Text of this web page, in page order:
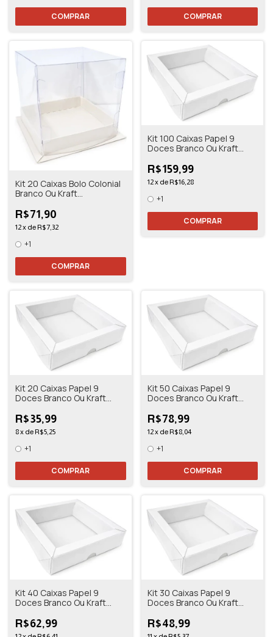
COMPRAR COMPRAR
Kit 20 Caixas Bolo Colonial
Branco Ou Kraft
R$71,90
12x de R$7,32
+1
COMPRAR
Kit 100 Caixas Papel 9
Doces Branco Ou Kraft
R$159,99
12x de R$16,28
+1
COMPRAR
Kit 20 Caixas Papel 9
Doces Branco Ou Kraft
R$35,99
8x de R$5,25
+1
COMPRAR
Kit 50 Caixas Papel 9
Doces Branco Ou Kraft
R$78,99
12x de R$8,04
+1
COMPRAR
Kit 40 Caixas Papel 9
Doces Branco Ou Kraft
R$62,99
Kit 30 Caixas Papel 9
Doces Branco Ou Kraft
R$48,99